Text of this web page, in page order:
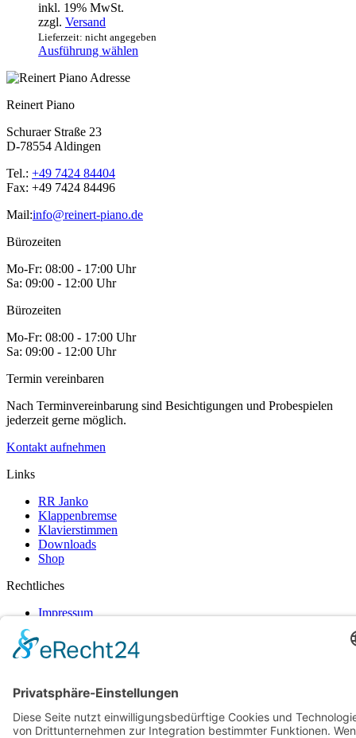
können
auf
inkl. 19% MwSt.
zzgl. Versand
Lieferzeit: nicht angegeben
Ausführung wählen
gewählt
Reinert Piano
Schuraer Straße 23
D-78554 Aldingen
Tel.: +49 7424 84404
Fax: +49 7424 84496
Mail:info@reinert-piano.de
Bürozeiten
Mo-Fr: 08:00 - 17:00 Uhr
Sa: 09:00 - 12:00 Uhr
Bürozeiten
Mo-Fr: 08:00 - 17:00 Uhr
Sa: 09:00 - 12:00 Uhr
Termin vereinbaren
Nach Terminvereinbarung sind Besichtigungen und Probespielen
jederzeit gerne möglich.
Kontakt aufnehmen
Links
RR Janko
Klappenbremse
Klavierstimmen
Downloads
Shop
Rechtliches
Impressum
AGB
Widerrufsbelehrung
Zahlungsarten
© 2026Reinert-PianoAll rights reserved